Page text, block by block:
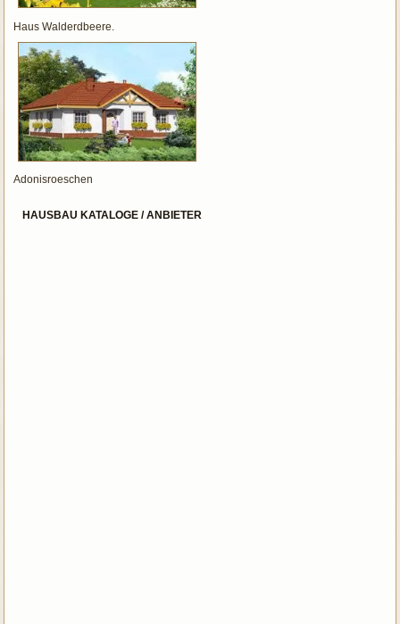
Haus Walderdbeere.
Adonisroeschen
HAUSBAU KATALOGE / ANBIETER